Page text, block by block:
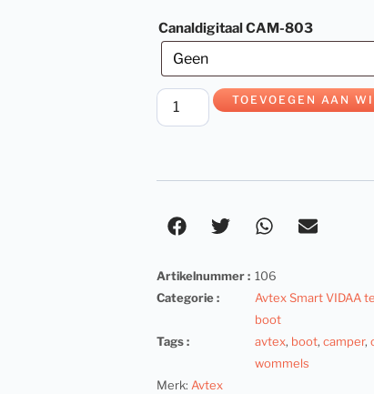
Canaldigitaal CAM-803
TOEVOEGEN AAN
Artikelnummer : 106
Categorie :
Avtex Smart VIDAA
boot
Tags :
avtex, boot, camper,
wommels
Merk: Avtex